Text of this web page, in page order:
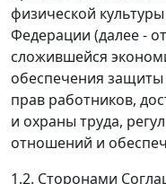
физической
Федерации (далее -
сложившейся
обеспечения
прав работников,
и охраны труда,
отношений и
1.2. Сторонами